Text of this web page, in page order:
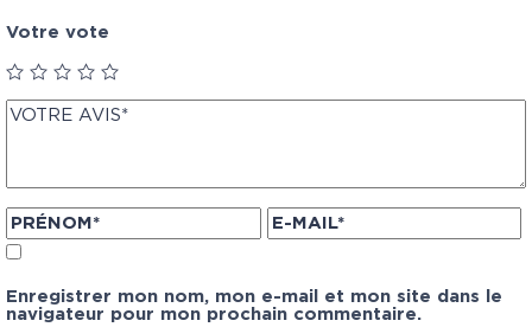
Votre vote
Enregistrer mon nom, mon e-mail et mon site dans le
navigateur pour mon prochain commentaire.